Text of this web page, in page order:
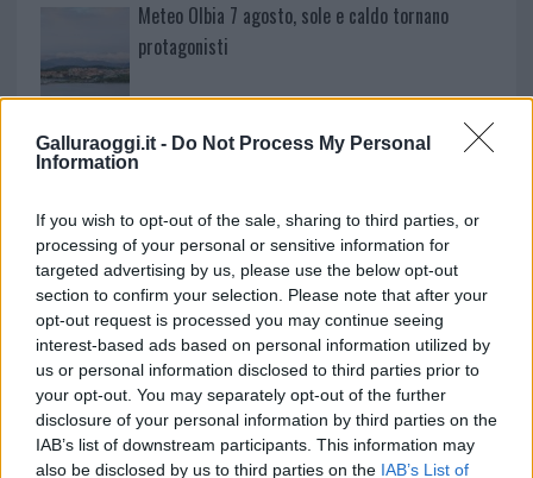
Galluraoggi.it - Do Not Process My Personal
Information
If you wish to opt-out of the sale, sharing to third parties, or
processing of your personal or sensitive information for
targeted advertising by us, please use the below opt-out
section to confirm your selection. Please note that after your
opt-out request is processed you may continue seeing
interest-based ads based on personal information utilized by
us or personal information disclosed to third parties prior to
your opt-out. You may separately opt-out of the further
disclosure of your personal information by third parties on the
IAB’s list of downstream participants. This information may
also be disclosed by us to third parties on the IAB’s List of
Meteo Olbia 7 agosto, sole e caldo tornano
protagonisti
Test tunnel Olbia: rampe chiuse ancora fino a
fine agosto
Aggius conquista la classifica delle mete più
amate dell’estate 2026